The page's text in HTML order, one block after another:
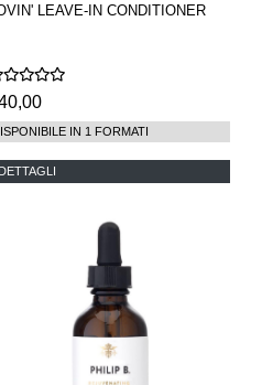
LEAVE-IN CONDITIONER
IN 1 FORMATI
DETTAGLI